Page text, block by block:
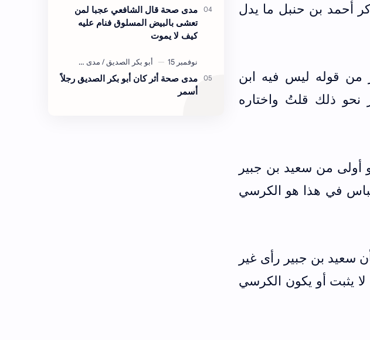
أحمد بن حنبل ما يدل
من قوله ليس فيه ابن
ذلك قلتُ واختاره
أولى من سعيد بن جبير
في هذا هو الكرسي
سعيد بن جبير رأى غير
يثبت أو يكون الكرسي
مدى صحة قال الشافعي عجبا لمن
تعشى بالبيض المسلوق فنام عليه
كيف لا يموت
مدى صحة أثر كان أبو بكر الصديق رجلاً
أسمر